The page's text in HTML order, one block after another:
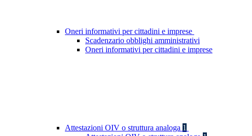
Oneri informativi per cittadini e imprese
Scadenzario obblighi amministrativi
Oneri informativi per cittadini e imprese
Attestazioni OIV o struttura analoga 1